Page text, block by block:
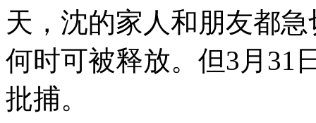
天，沈的家人和朋友都
何时可被释放。但3月31
批捕。